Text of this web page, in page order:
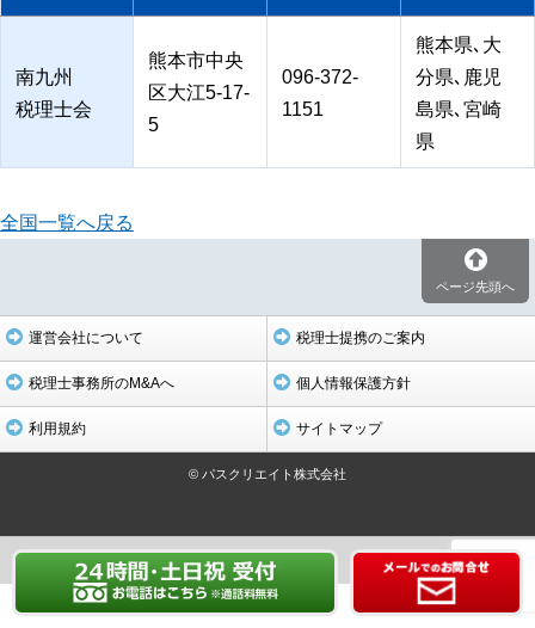
南九州
税理士会
熊本市中央
区大江5-17-
5
096-372-
1151
熊本県､大
分県､鹿児
島県､宮崎
県
全国一覧へ戻る
ページ先頭へ
運営会社について 税理士提携のご案内
税理士事務所のM&Aへ 個人情報保護方針
利用規約 サイトマップ
© パスクリエイト株式会社